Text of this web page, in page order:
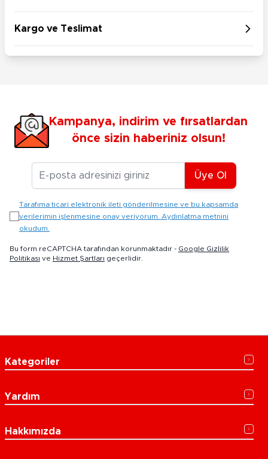
Kargo ve Teslimat
Kampanya, indirim ve fırsatlardan
önce sizin haberiniz olsun!
E-posta Adresiniz
Üye Ol
Tarafıma ticari elektronik ileti gönderilmesine ve bu kapsamda
verilerimin işlenmesine onay veriyorum. Aydınlatma metnini
okudum.
Bu form reCAPTCHA tarafından korunmaktadır - Google Gizlilik
Politikası ve Hizmet Şartları geçerlidir.
Kategoriler
Yardım
Hakkımızda